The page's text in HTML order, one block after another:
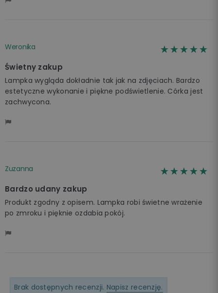
Weronika ☆☆☆☆☆
★★★★★
Świetny zakup
Lampka wygląda dokładnie tak jak na zdjęciach. Bardzo
estetyczne wykonanie i piękne podświetlenie. Córka jest
zachwycona.
Zuzanna ☆☆☆☆☆
★★★★★
Bardzo udany zakup
Produkt zgodny z opisem. Lampka robi świetne wrażenie
po zmroku i pięknie ozdabia pokój.
Brak dostępnych recenzji. Napisz recenzję.